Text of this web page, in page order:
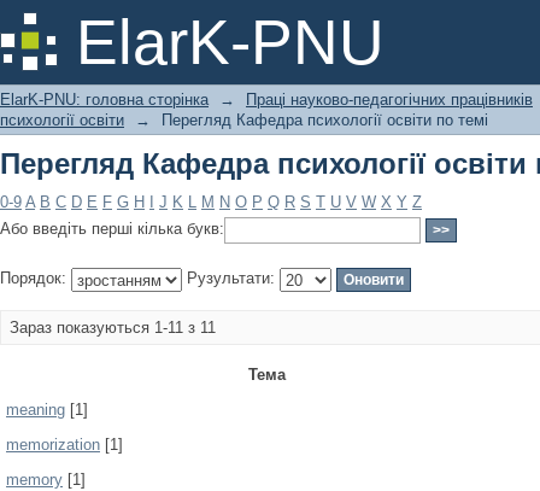
ElarK-PNU
Перегляд Кафедра психології освіти
ElarK-PNU: головна сторінка →
Праці науково-педагогічних працівників
психології освіти
→ Перегляд Кафедра психології освіти по темі
Перегляд Кафедра психології освіти
0-9 A B C D E F G H J K L M N O P Q R S T U V W X Y Z
Або введіть перші кілька букв:
Порядок: Рузультати:
Зараз показуються 1-11 з 11
Тема
meaning [1]
memorization [1]
memory [1]